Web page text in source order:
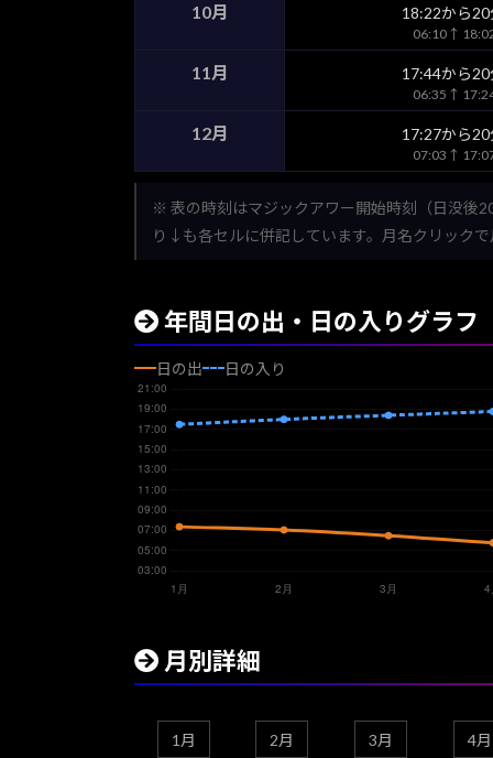
10月 18:22から20
06:10↑
11月 17:44から20
06:35↑
12月 17:27から20
07:03↑
※ 表の時刻はマジックアワー開始時刻（日没後
り↓も各セルに併記しています。月名クリック
年間日の出・日の入りグラフ
日の出 日の入り
月別詳細
1月 2月 3月 4月